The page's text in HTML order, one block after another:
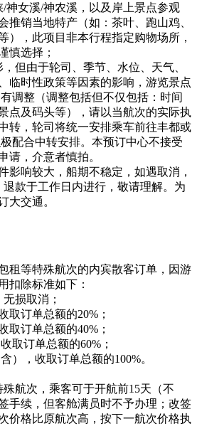
神女溪/神农溪，以及岸上景点参观
推销当地特产（如：茶叶、跑山鸡、
），此项目非本行程指定购物场所，
慎选择；
但由于轮司、季节、水位、天气、
临时性政策等因素的影响，游览景点
调整（调整包括但不仅包括：时间
点及码头等），请以当航次的实际执
转，轮司将统一安排乘车前往丰都或
配合中转安排。本预订中心不接受
请，介意者慎拍。
影响较大，船期不稳定，如遇取消，
款于工作日内进行，敬请理解。为
大交通。
租等特殊航次的内宾散客订单，因游
扣除标准如下：
损取消；
取订单总额的20%；
取订单总额的40%；
取订单总额的60%；
），收取订单总额的100%。
航次，乘客可于开航前15天（不
手续，但客舱满员时不予办理；改签
价格比原航次高，按下一航次价格执